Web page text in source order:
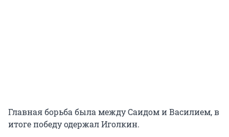
Главная борьба была между Саидом и Василием, в
итоге победу одержал Иголкин.